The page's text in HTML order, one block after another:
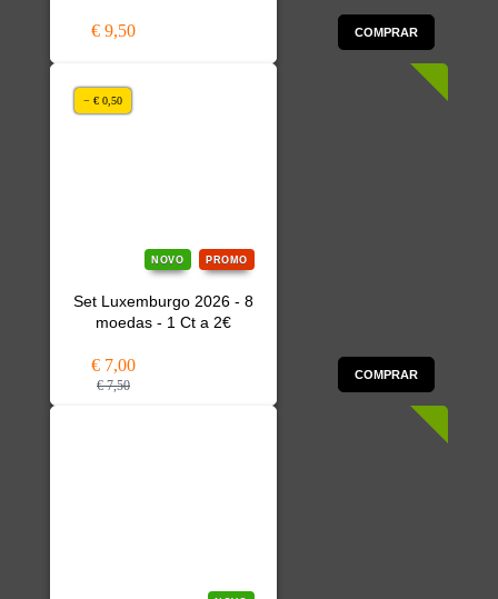
€ 9,50 COMPRAR
NOVO PROMO
Set Luxemburgo 2026 - 8
moedas - 1 Ct a 2€
€ 7,00
€ 7,50
COMPRAR
− € 0,50